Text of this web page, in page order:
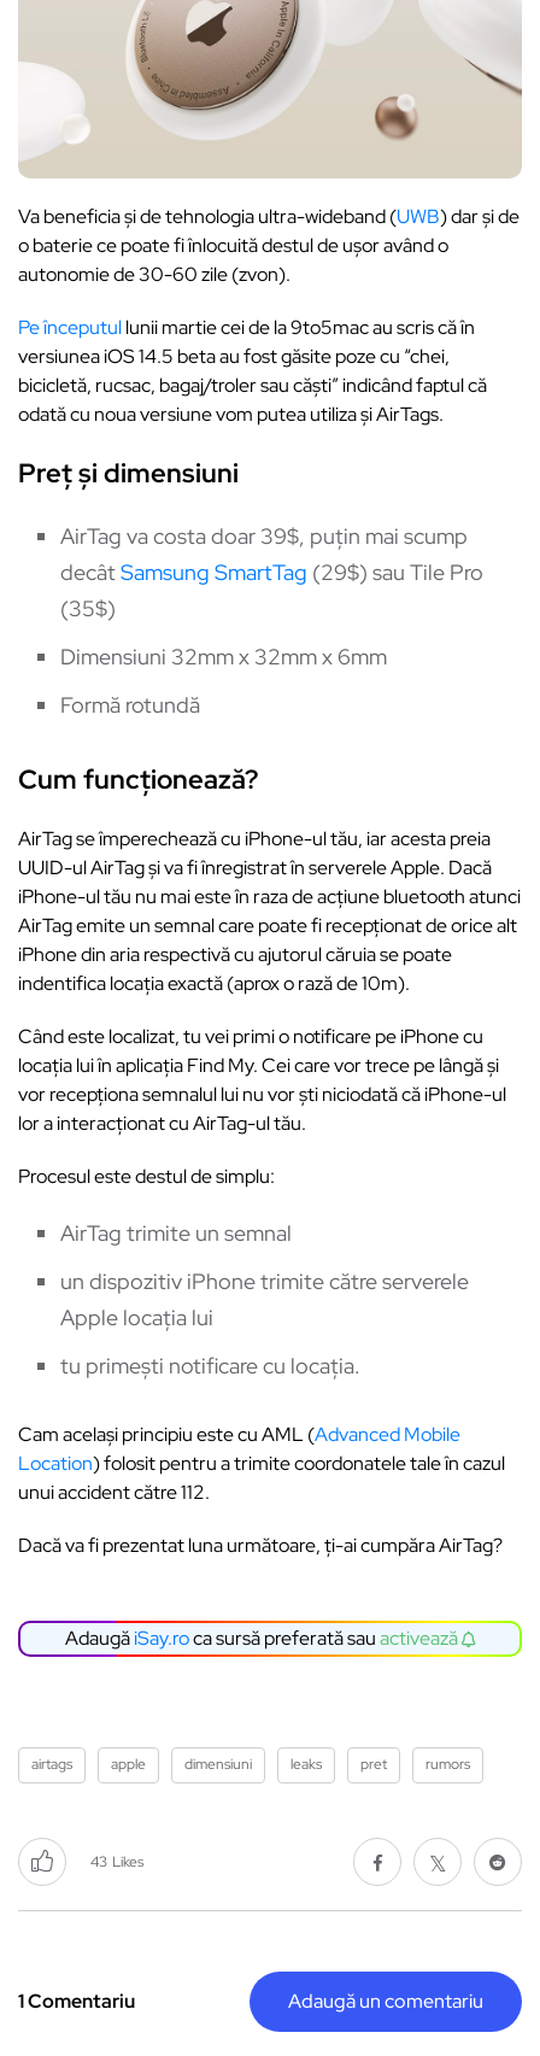
Va beneficia și de tehnologia ultra-wideband (UWB) dar și de
o baterie ce poate fi înlocuită destul de ușor având o
autonomie de 30-60 zile (zvon).
Pe începutullunii martie cei de la 9to5mac au scris că în
versiunea iOS 14.5 beta au fost găsite poze cu “chei,
bicicletă, rucsac, bagaj/troler sau căști” indicând faptul că
odată cu noua versiune vom putea utiliza și AirTags.
Preț și dimensiuni
AirTag va costa doar 39$, puțin mai scump
decâtSamsung SmartTag (29$) sau Tile Pro
(35$)
Dimensiuni 32mm x 32mm x 6mm
Formă rotundă
Cum funcționează?
AirTag se împerechează cu iPhone-ul tău, iar acesta preia
UUID-ul AirTag și va fi înregistrat în serverele Apple. Dacă
iPhone-ul tău nu mai este în raza de acțiune bluetooth atunci
AirTag emite un semnal care poate fi recepționat de orice alt
iPhone din aria respectivă cu ajutorul căruia se poate
indentifica locația exactă (aprox o rază de 10m).
Când este localizat, tu vei primi o notificare pe iPhone cu
locația lui în aplicația Find My. Cei care vor trece pe lângă și
vor recepționa semnalul lui nu vor ști niciodată că iPhone-ul
lor a interacționat cu AirTag-ul tău.
Procesul este destul de simplu:
AirTag trimite un semnal
un dispozitiv iPhone trimite către serverele
Apple locația lui
tu primești notificare cu locația.
Cam același principiu este cu AML (Advanced Mobile
Location) folosit pentru a trimite coordonatele tale în cazul
unui accident către 112.
Dacă va fi prezentat luna următoare, ți-ai cumpăra AirTag?
AdaugăiSay.roca sursă preferată sauactivează
airtags apple dimensiuni leaks pret rumors
43 Likes
1 Comentariu Adaugă un comentariu